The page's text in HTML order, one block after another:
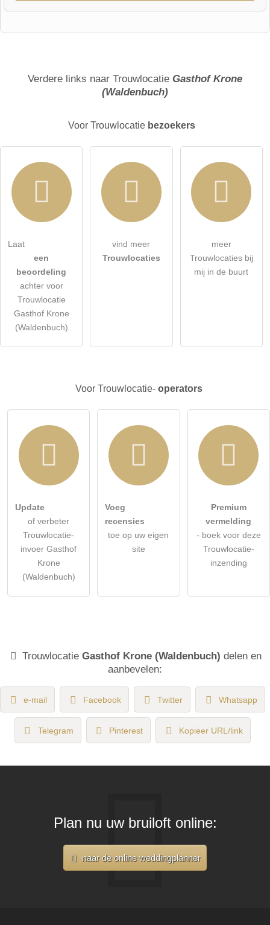
E-mailadres (wordt niet gepubliceerd)
Ik heb de gegevensbeschermingsverklaring gelezen.
stel een publieke vraag
Let op:openbare vragen zijn
Klik hier om een
Trouwlocatie-invoer .
Verdere links naar Trouwlocatie Gasthof Krone
(Waldenbuch)
Voor Trouwlocatie bezoekers
Laat
een
beoordeling
achter voor
Trouwlocatie
Gasthof Krone
(Waldenbuch)
vind meer
Trouwlocaties
meer
Trouwlocaties bij
mij in de buurt
Voor Trouwlocatie- operators
Update
of verbeter
Trouwlocatie-
invoer Gasthof
Krone
(Waldenbuch)
Voeg
recensies
toe op uw eigen
site
Premium
vermelding
- boek voor deze
Trouwlocatie-
inzending
TrouwlocatieGasthof Krone (Waldenbuch) delen en
aanbevelen:
e-mail Facebook Twitter Whatsapp
Telegram Pinterest Kopieer URL/link
Plan nu uw bruiloft online:
naar de online weddingplanner